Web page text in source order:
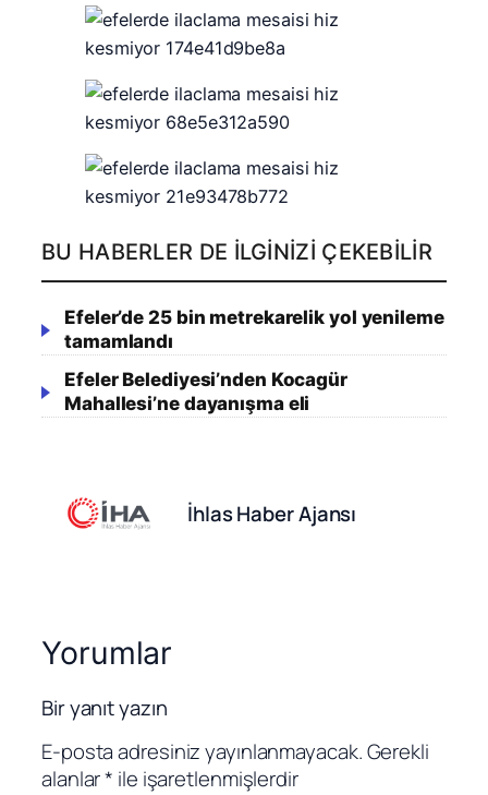
BU HABERLER DE İLGINIZI ÇEKEBILIR
Efeler’de 25 bin metrekarelik yol yenileme
tamamlandı
Efeler Belediyesi’nden Kocagür
Mahallesi’ne dayanışma eli
İhlas Haber Ajansı
Yorumlar
Bir yanıt yazın
E-posta adresiniz yayınlanmayacak.Gerekli
alanlar* ile işaretlenmişlerdir